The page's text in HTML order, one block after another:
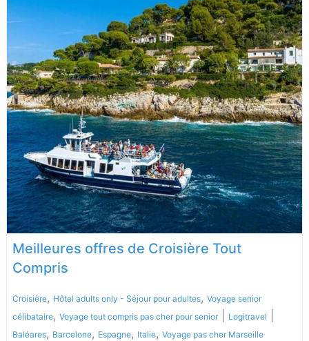
Meilleures offres de Croisière Tout
Compris
Croisière, Hôtel adults only - Séjour pour adultes, Voyage senior
célibataire, Voyage tout compris pas cher pour senior| Logitravel
Baléares, Barcelone, Espagne, Italie, Voyage pas cher Marseille